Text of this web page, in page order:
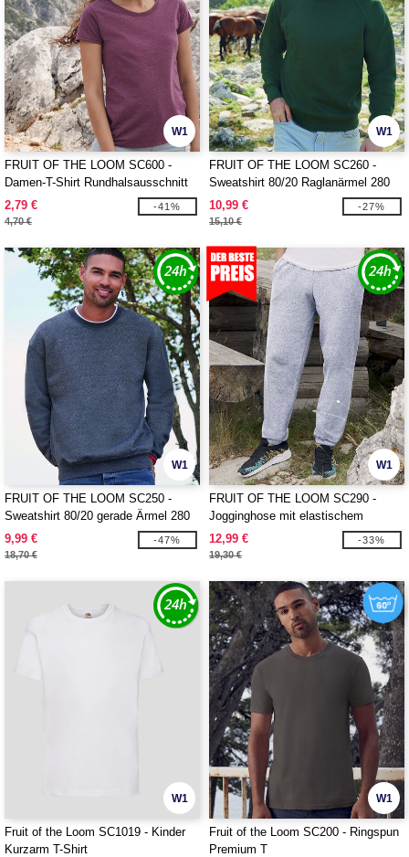
W1
FRUIT OF THE LOOM SC600 -
Damen-T-Shirt Rundhalsausschnitt
160
2,79 €
4,70 €
-41%
W1
FRUIT OF THE LOOM SC260 -
Sweatshirt 80/20 Raglanärmel 280
10,99 €
15,10 €
-27%
W1
FRUIT OF THE LOOM SC250 -
Sweatshirt 80/20 gerade Ärmel 280
9,99 €
18,70 €
-47%
W1
FRUIT OF THE LOOM SC290 -
Jogginghose mit elastischem
Beinabschluss
12,99 €
19,30 €
-33%
W1
Fruit of the Loom SC1019 - Kinder
Kurzarm T-Shirt
W1
Fruit of the Loom SC200 - Ringspun
Premium T